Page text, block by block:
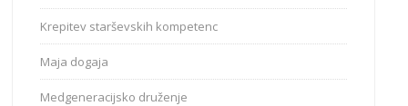
Krepitev starševskih kompetenc
Maja dogaja
Medgeneracijsko druženje